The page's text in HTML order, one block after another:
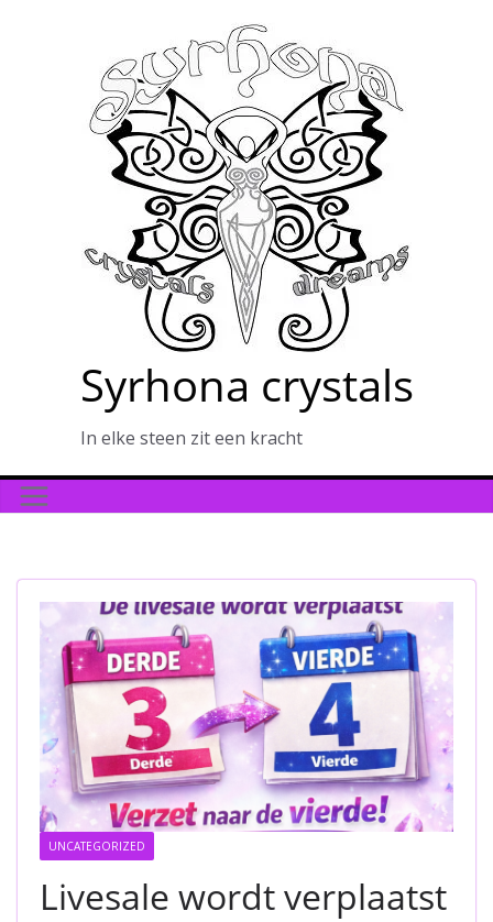
Syrhona crystals
In elke steen zit een kracht
UNCATEGORIZED
Livesale wordt verplaatst